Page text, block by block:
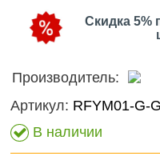
Скидка 5%
Производитель:
Артикул: RFYM01-G-
В наличии